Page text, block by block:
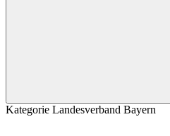
Kategorie Landesverband Bayern